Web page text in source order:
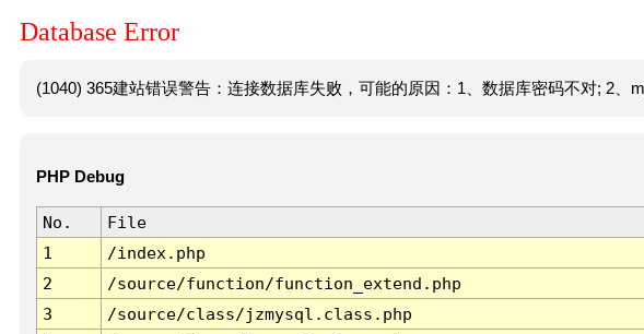
Database Error
(1040) 365建站错误警告：连接数据库失败，可能的原因：1、数据库密码不对; 2、
PHP Debug
No. File
1
/index.php
2
/source/function/function_extend.php
3
/source/class/jzmysql.class.php